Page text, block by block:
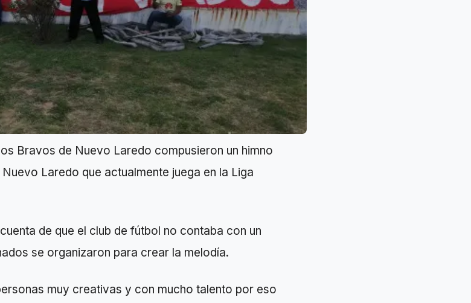
Bravos de Nuevo Laredo compusieron un himno
Laredo que actualmente juega en la Liga
de que el club de fútbol no contaba con un
se organizaron para crear la melodía.
muy creativas y con mucho talento por eso